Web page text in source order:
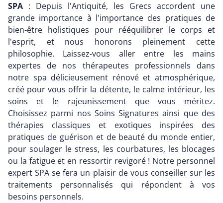
SPA : Depuis l'Antiquité, les Grecs accordent une
grande importance à l'importance des pratiques de
bien-être holistiques pour rééquilibrer le corps et
l'esprit, et nous honorons pleinement cette
philosophie. Laissez-vous aller entre les mains
expertes de nos thérapeutes professionnels dans
notre spa délicieusement rénové et atmosphérique,
créé pour vous offrir la détente, le calme intérieur, les
soins et le rajeunissement que vous méritez.
Choisissez parmi nos Soins Signatures ainsi que des
thérapies classiques et exotiques inspirées des
pratiques de guérison et de beauté du monde entier,
pour soulager le stress, les courbatures, les blocages
ou la fatigue et en ressortir revigoré ! Notre personnel
expert SPA se fera un plaisir de vous conseiller sur les
traitements personnalisés qui répondent à vos
besoins personnels.